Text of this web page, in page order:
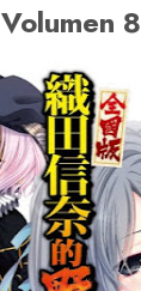
Volumen 8